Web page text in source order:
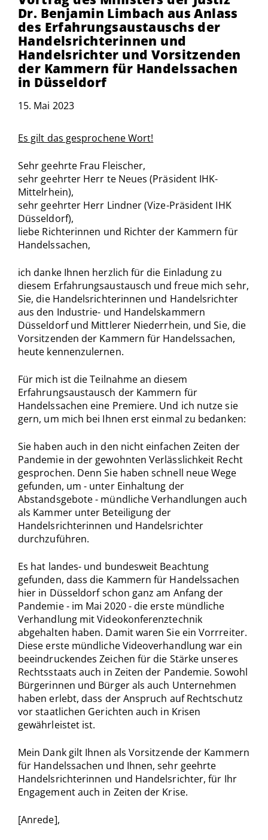
Dr. Benjamin Limbach aus Anlass
des Erfahrungsaustauschs der
Handelsrichterinnen und
Handelsrichter und Vorsitzenden
der Kammern für Handelssachen
in Düsseldorf
15. Mai 2023
Es gilt das gesprochene Wort!
Sehr geehrte Frau Fleischer,
sehr geehrter Herr te Neues (Präsident IHK-
Mittelrhein),
sehr geehrter Herr Lindner (Vize-Präsident IHK
Düsseldorf),
liebe Richterinnen und Richter der Kammern für
Handelssachen,
ich danke Ihnen herzlich für die Einladung zu
diesem Erfahrungsaustausch und freue mich sehr,
Sie, die Handelsrichterinnen und Handelsrichter
aus den Industrie- und Handelskammern
Düsseldorf und Mittlerer Niederrhein, und Sie, die
Vorsitzenden der Kammern für Handelssachen,
heute kennenzulernen.
Für mich ist die Teilnahme an diesem
Erfahrungsaustausch der Kammern für
Handelssachen eine Premiere. Und ich nutze sie
gern, um mich bei Ihnen erst einmal zu bedanken:
Sie haben auch in den nicht einfachen Zeiten der
Pandemie in der gewohnten Verlässlichkeit Recht
gesprochen. Denn Sie haben schnell neue Wege
gefunden, um - unter Einhaltung der
Abstandsgebote - mündliche Verhandlungen auch
als Kammer unter Beteiligung der
Handelsrichterinnen und Handelsrichter
durchzuführen.
Es hat landes- und bundesweit Beachtung
gefunden, dass die Kammern für Handelssachen
hier in Düsseldorf schon ganz am Anfang der
Pandemie - im Mai 2020 - die erste mündliche
Verhandlung mit Videokonferenztechnik
abgehalten haben. Damit waren Sie ein Vorrreiter.
Diese erste mündliche Videoverhandlung war ein
beeindruckendes Zeichen für die Stärke unseres
Rechtsstaats auch in Zeiten der Pandemie. Sowohl
Bürgerinnen und Bürger als auch Unternehmen
haben erlebt, dass der Anspruch auf Rechtschutz
vor staatlichen Gerichten auch in Krisen
gewährleistet ist.
Mein Dank gilt Ihnen als Vorsitzende der Kammern
für Handelssachen und Ihnen, sehr geehrte
Handelsrichterinnen und Handelsrichter, für Ihr
Engagement auch in Zeiten der Krise.
[Anrede],